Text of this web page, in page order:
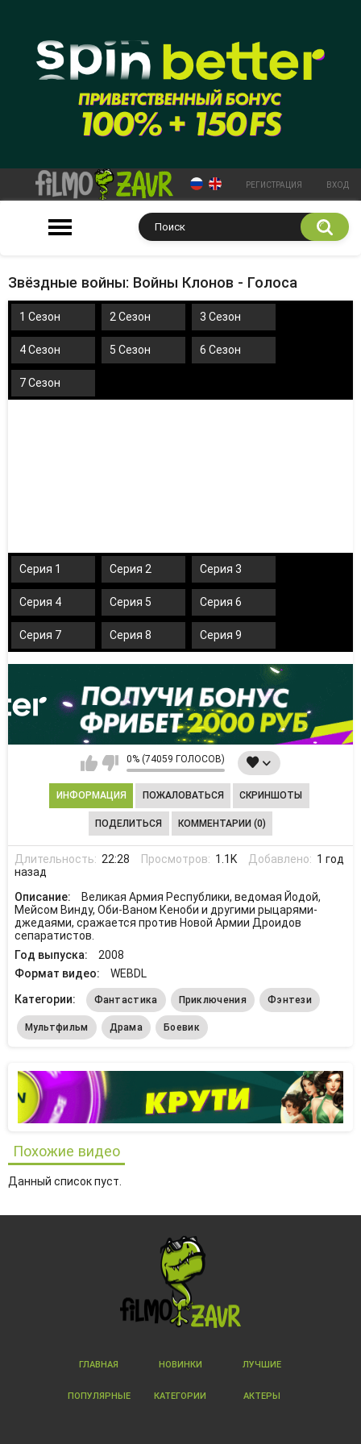
РЕГИСТРАЦИЯ ВХОД
Звёздные войны: Войны Клонов - Голоса
1 Сезон 2 Сезон 3 Сезон
4 Сезон 5 Сезон 6 Сезон
7 Сезон
Серия 1 Серия 2 Серия 3
Серия 4 Серия 5 Серия 6
Серия 7 Серия 8 Серия 9
0% (74059 ГОЛОСОВ)
ИНФОРМАЦИЯ ПОЖАЛОВАТЬСЯ СКРИНШОТЫ
ПОДЕЛИТЬСЯ КОММЕНТАРИИ (0)
Длительность: 22:28 Просмотров: 1.1K Добавлено: 1 год
назад
Описание:
Великая Армия Республики, ведомая Йодой,
Мейсом Винду, Оби-Ваном Кеноби и другими рыцарями-
джедаями, сражается против Новой Армии Дроидов
сепаратистов.
Год выпуска:
2008
Формат видео:
WEBDL
Категории:
Фантастика Приключения Фэнтези
Мультфильм Драма Боевик
Похожие видео
Данный список пуст.
ГЛАВНАЯ НОВИНКИ ЛУЧШИЕ
ПОПУЛЯРНЫЕ КАТЕГОРИИ АКТЕРЫ